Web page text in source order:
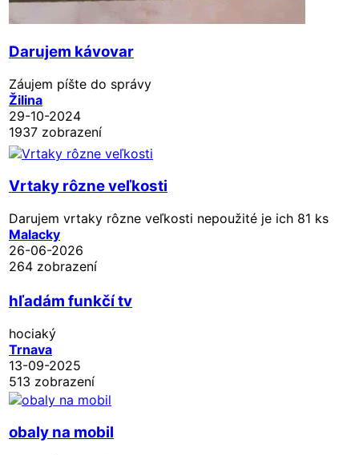
Darujem kávovar
Záujem píšte do správy
Žilina
29-10-2024
1937 zobrazení
Vrtaky rôzne veľkosti
Darujem vrtaky rôzne veľkosti nepoužité je ich 81 ks
Malacky
26-06-2026
264 zobrazení
hľadám funkčí tv
hociaký
Trnava
13-09-2025
513 zobrazení
obaly na mobil